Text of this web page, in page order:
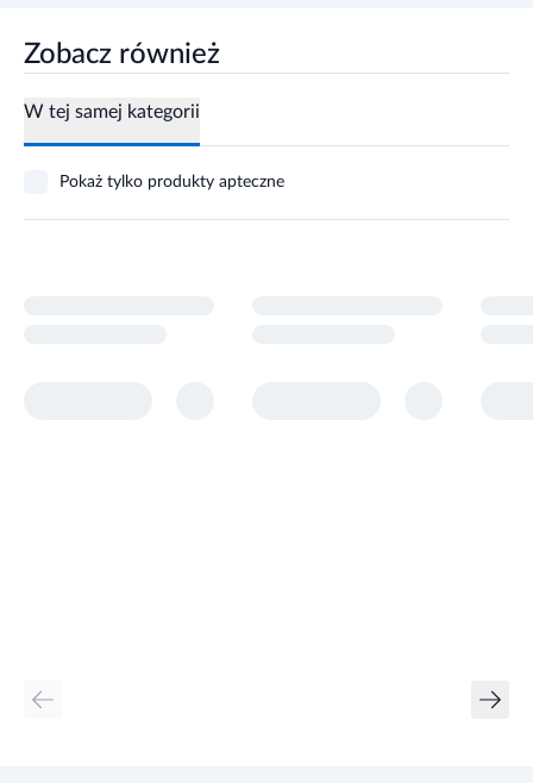
Zobacz również
W tej samej kategorii
Pokaż tylko produkty apteczne